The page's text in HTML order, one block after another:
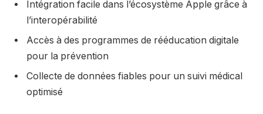
Intégration facile dans l’écosystème Apple grâce à
l’interopérabilité
Accès à des programmes de rééducation digitale
pour la prévention
Collecte de données fiables pour un suivi médical
optimisé